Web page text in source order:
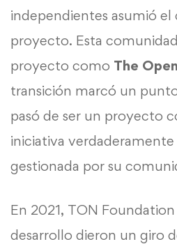
independientes asumió
proyecto. Esta
proyecto como The
transición marcó un
pasó de ser un proyecto
iniciativa
gestionada por su
En 2021, TON
desarrollo dieron un giro